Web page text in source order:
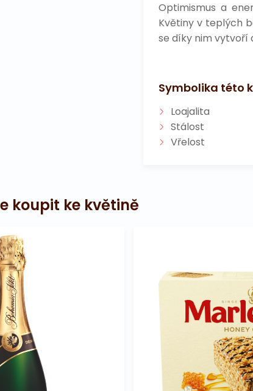
Optimismus a
Květiny v teplých
se díky nim
Symbolika této
Loajalita
Stálost
Vřelost
koupit ke květině